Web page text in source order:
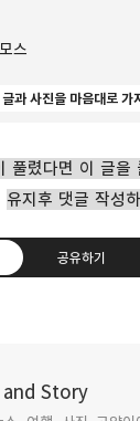
스
과 사진을 마음대로 가
풀렸다면 이 글을
유지후 댓글 작성하
공유하기
Story